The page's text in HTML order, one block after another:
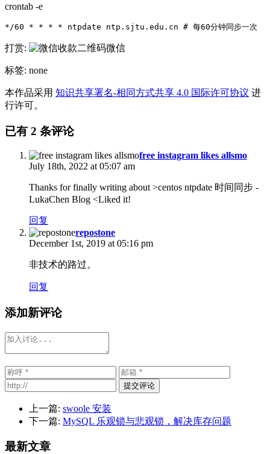
crontab -e
*/60 * * * * ntpdate ntp.sjtu.edu.cn # 每60分钟同步一次
打赏: 微信
标签: none
本作品采用 知识共享署名-相同方式共享 4.0 国际许可协议 进
行许可。
已有 2 条评论
free instagram likes allsmo
July 18th, 2022 at 05:07 am
Thanks for finally writing about >centos ntpdate 时间同步 -
LukaChen Blog <Liked it!
回复
repostone
December 1st, 2019 at 05:16 pm
非技术的路过。
回复
添加新评论
提交评论
上一篇: swoole 安装
下一篇: MySQL 乐观锁与悲观锁，解决库存问题
最新文章